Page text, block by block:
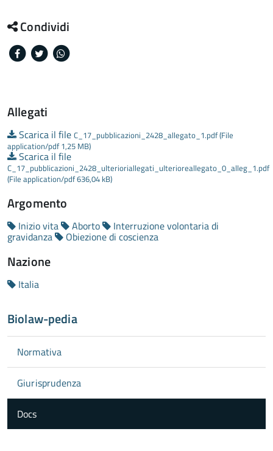
Condividi
Facebook
Twitter
Allegati
Scarica il file C_17_pubblicazioni_2428_allegato_1.pdf (File
application/pdf 1,25 MB)
Scarica il file
C_17_pubblicazioni_2428_ulterioriallegati_ulterioreallegato_0_alleg_1.pdf
(File application/pdf 636,04 kB)
Argomento
Inizio vita Aborto Interruzione volontaria di
gravidanza Obiezione di coscienza
Nazione
Italia
Biolaw-pedia
Normativa
Giurisprudenza
Docs